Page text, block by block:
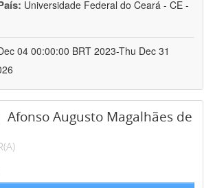
Universidade Federal do Ceará - CE -
04 00:00:00 BRT 2023-Thu Dec 31
Afonso Augusto Magalhães de